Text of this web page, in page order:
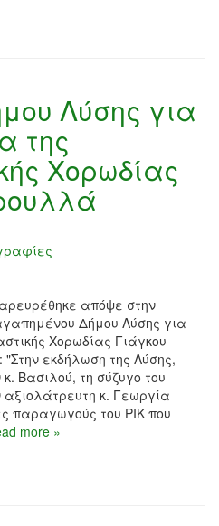
Λύσης για
της
Χορωδίας
απόψε στην
Δήμου Λύσης για
Χορωδίας Γιάγκου
εκδήλωση της Λύσης,
Βασιλού, τη σύζυγο του
αξιολάτρευτη κ. Γεωργία
παραγωγούς του ΡΙΚ που
more »